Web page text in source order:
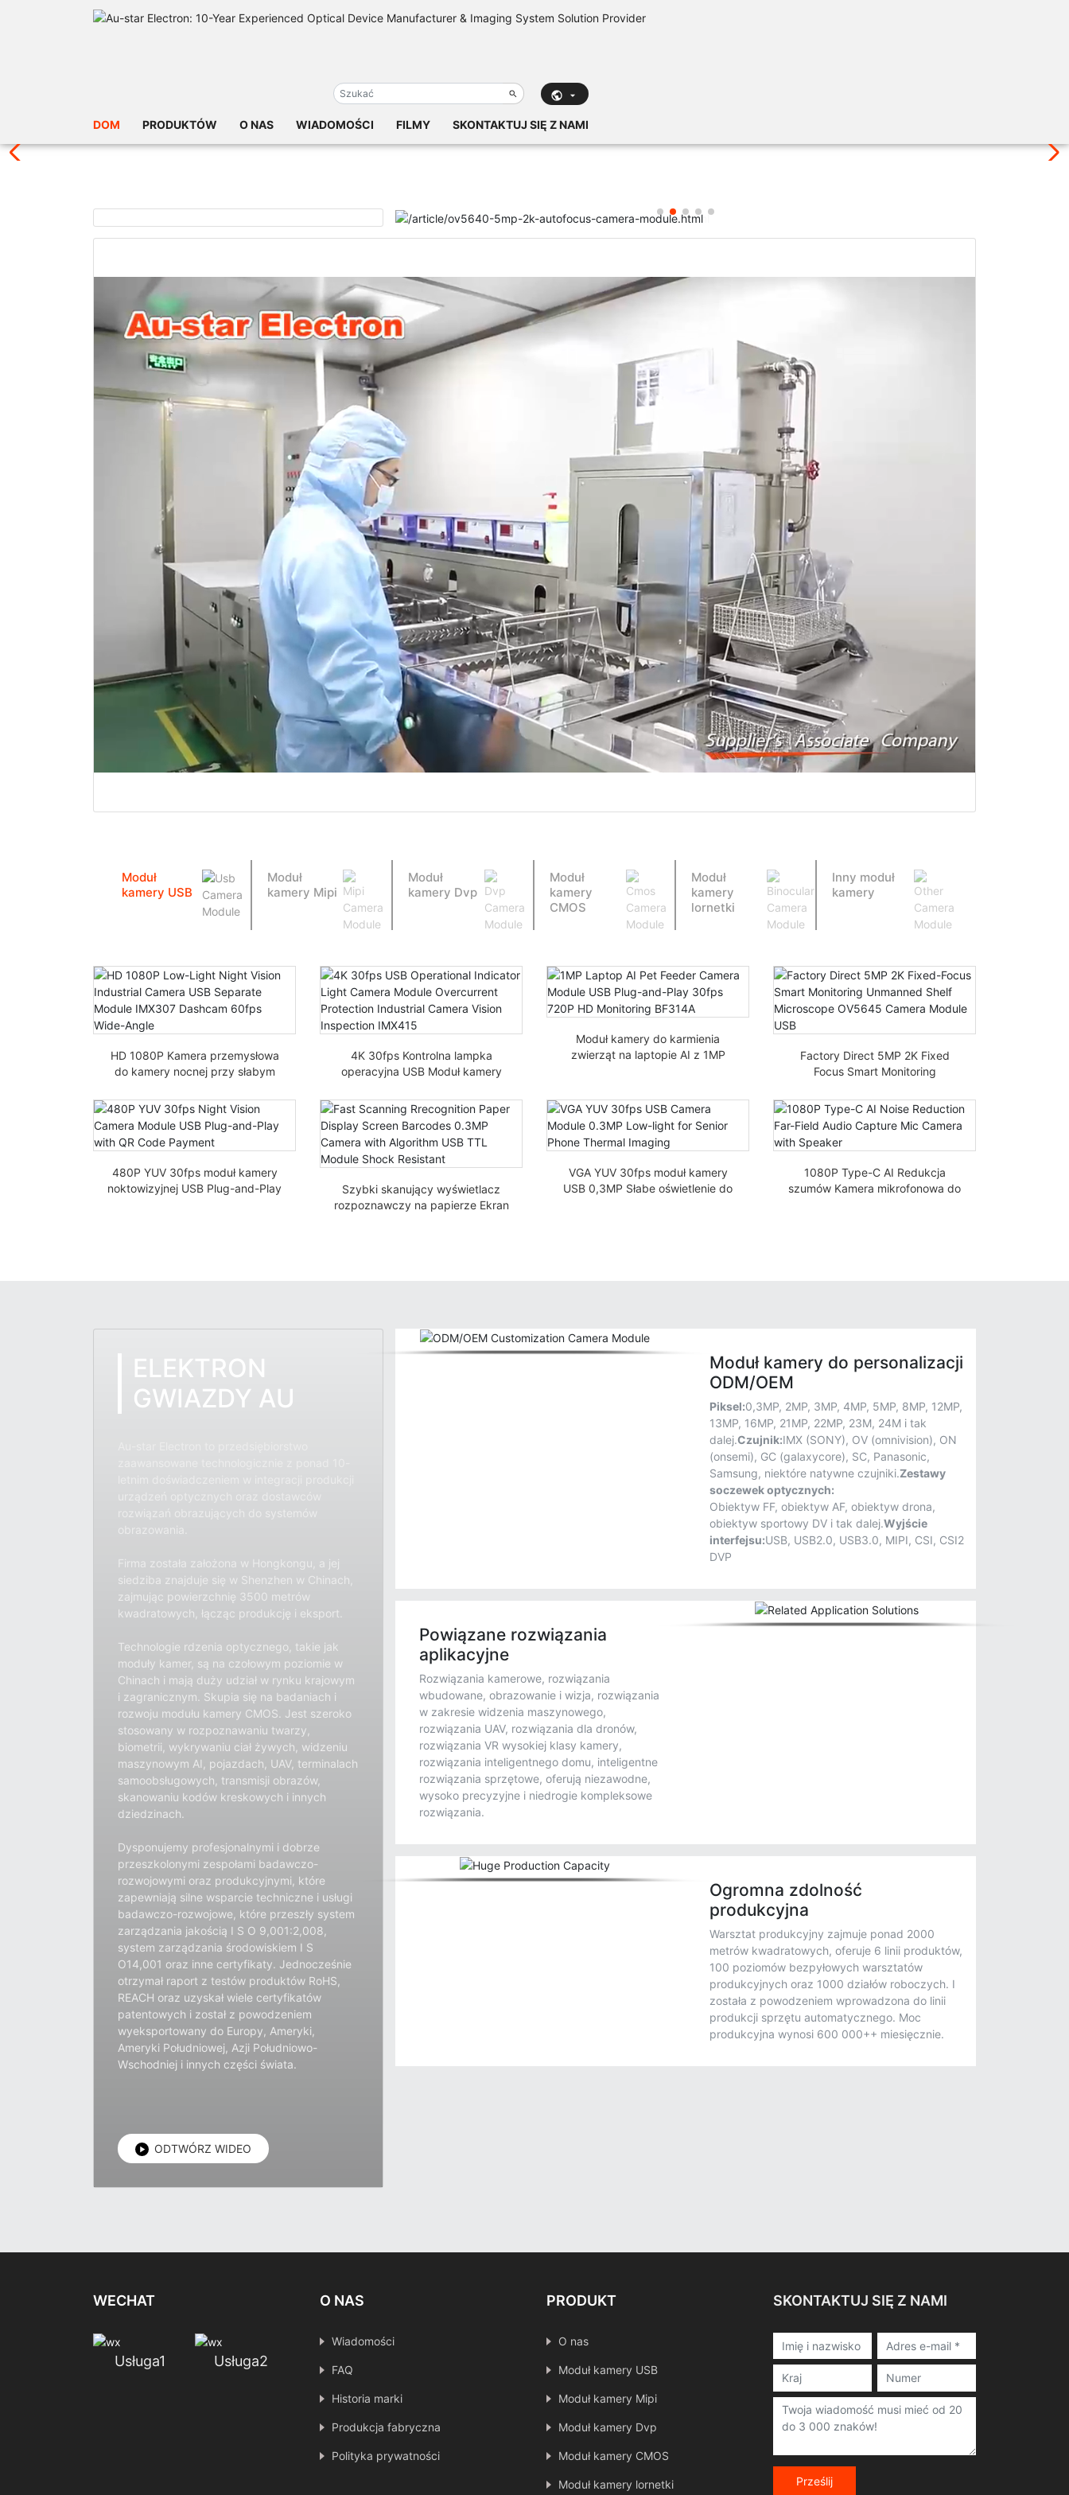
DOM PRODUKTÓW O NAS WIADOMOŚCI FILMY SKONTAKTUJ SIĘ Z NAMI
Moduł
kamery USB
Moduł
kamery Mipi
Moduł
kamery Dvp
Moduł
kamery
CMOS
Moduł
kamery
lornetki
Inny moduł
kamery
HD 1080P Kamera przemysłowa
do kamery nocnej przy słabym
IMX307 Kamera samochodowa
60fps szerokokątna
4K 30fps Kontrolna lampka
operacyjna USB Moduł kamery
Przemysłowa inspekcja widzenia
IMX415
Moduł kamery do karmienia
zwierząt na laptopie AI z 1MP
Factory Direct 5MP 2K Fixed
Focus Smart Monitoring
OV5645 Moduł Kamery USB
480P YUV 30fps moduł kamery
noktowizyjnej USB Plug-and-Play
Szybki skanujący wyświetlacz
rozpoznawczy na papierze Ekran
VGA YUV 30fps moduł kamery
USB 0,3MP Słabe oświetlenie do
1080P Type-C AI Redukcja
szumów Kamera mikrofonowa do
ELEKTRON
GWIAZDY AU
rozwiązań obrazujących do systemów
obrazowania.
Firma została założona w Hongkongu, a jej
siedziba znajduje się w Shenzhen w Chinach,
zajmując powierzchnię 3500 metrów
kwadratowych, łącząc produkcję i eksport.
Technologie rdzenia optycznego, takie jak
moduły kamer, są na czołowym poziomie w
Chinach i mają duży udział w rynku krajowym
i zagranicznym. Skupia się na badaniach i
rozwoju modułu kamery CMOS. Jest szeroko
stosowany w rozpoznawaniu twarzy,
biometrii, wykrywaniu ciał żywych, widzeniu
maszynowym AI, pojazdach, UAV, terminalach
samoobsługowych, transmisji obrazów,
skanowaniu kodów kreskowych i innych
dziedzinach.
Dysponujemy profesjonalnymi i dobrze
przeszkolonymi zespołami badawczo-
rozwojowymi oraz produkcyjnymi, które
zapewniają silne wsparcie techniczne i usługi
badawczo-rozwojowe, które przeszły system
zarządzania jakością I S O 9,001:2,008,
system zarządzania środowiskiem I S
O14,001 oraz inne certyfikaty. Jednocześnie
otrzymał raport z testów produktów RoHS,
REACH oraz uzyskał wiele certyfikatów
patentowych i został z powodzeniem
wyeksportowany do Europy, Ameryki,
Ameryki Południowej, Azji Południowo-
Wschodniej i innych części świata.
ODTWÓRZ WIDEO
Moduł kamery do personalizacji
ODM/OEM
Piksel:0,3MP, 2MP, 3MP, 4MP, 5MP, 8MP, 12MP,
13MP, 16MP, 21MP, 22MP, 23M, 24M i tak
dalej.Czujnik:IMX (SONY), OV (omnivision), ON
(onsemi), GC (galaxycore), SC, Panasonic,
Samsung, niektóre natywne czujniki.Zestawy
soczewek optycznych:
Obiektyw FF, obiektyw AF, obiektyw drona,
obiektyw sportowy DV i tak dalej.Wyjście
interfejsu:USB, USB2.0, USB3.0, MIPI, CSI, CSI2
DVP
Powiązane rozwiązania
aplikacyjne
Rozwiązania kamerowe, rozwiązania
wbudowane, obrazowanie i wizja, rozwiązania
w zakresie widzenia maszynowego,
rozwiązania UAV, rozwiązania dla dronów,
rozwiązania VR wysokiej klasy kamery,
rozwiązania inteligentnego domu, inteligentne
rozwiązania sprzętowe, oferują niezawodne,
wysoko precyzyjne i niedrogie kompleksowe
rozwiązania.
Ogromna zdolność
produkcyjna
Warsztat produkcyjny zajmuje ponad 2000
metrów kwadratowych, oferuje 6 linii produktów,
100 poziomów bezpyłowych warsztatów
produkcyjnych oraz 1000 działów roboczych. I
została z powodzeniem wprowadzona do linii
produkcji sprzętu automatycznego. Moc
produkcyjna wynosi 600 000++ miesięcznie.
WECHAT
Usługa1 Usługa2
O NAS
Wiadomości
FAQ
Historia marki
Produkcja fabryczna
Polityka prywatności
PRODUKT
O nas
Moduł kamery USB
Moduł kamery Mipi
Moduł kamery Dvp
Moduł kamery CMOS
Moduł kamery lornetki
SKONTAKTUJ SIĘ Z NAMI
Prześlij